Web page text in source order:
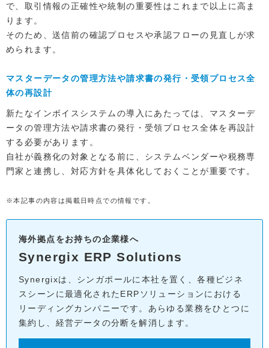
で、取引情報の正確性や統制の重要性はこれまで以上に高ま
ります。
そのため、送信前の確認プロセスや承認フローの見直しが求
められます。
マスターデータの管理方法や請求書の発行・受領プロセス全
体の再設計
新たなインボイスシステムの導入にあたっては、マスターデ
ータの管理方法や請求書の発行・受領プロセス全体を再設計
する必要があります。
自社が義務化の対象となる前に、システムベンダーや税務専
門家と連携し、対応方針を具体化しておくことが重要です。
※本記事の内容は掲載日時点での情報です。
海外拠点をお持ちの企業様へ
Synergix ERP Solutions
Synergixは、シンガポールに本社を置く、各種ビジネ
スシーンに最適化されたERPソリューションにおける
リーディングカンパニーです。あらゆる業務をひとつに
集約し、経営データの分断を解消します。